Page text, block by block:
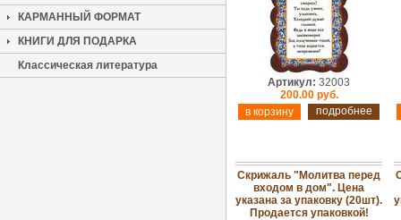
КАРМАННЫЙ ФОРМАТ
КНИГИ ДЛЯ ПОДАРКА
Классическая литература
Артикул: 32003
200.00 руб.
подробнее
Скрижаль "Молитва перед
входом в дом". Цена
указана за упаковку (20шт).
Продается упаковкой!